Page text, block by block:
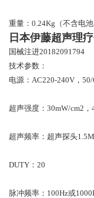
重量：0.24Kg（不含电
日本伊藤超声理
国械注进20182091794
技术参数：
电源：AC220-240V，
超声强度：30mW/cm2
超声频率：超声探头
DUTY：20
脉冲频率：100Hz或